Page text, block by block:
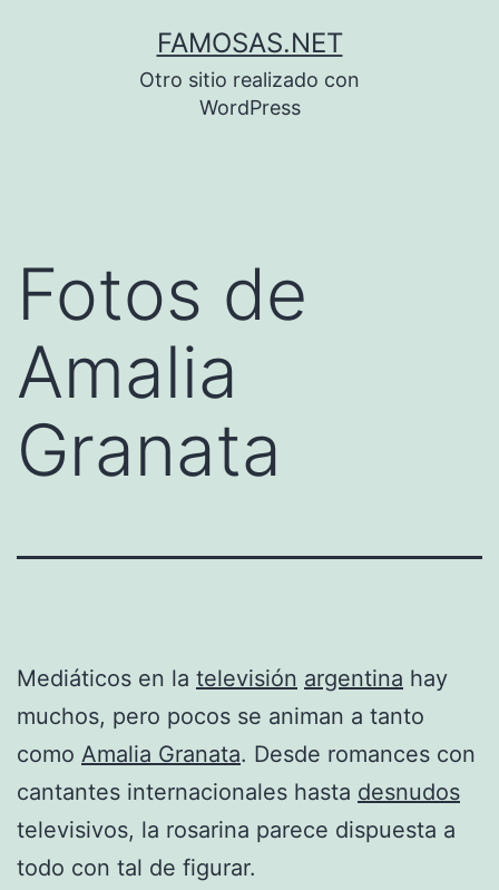
FAMOSAS.NET
Otro sitio realizado con
WordPress
Fotos de
Amalia
Granata
Mediáticos en la televisión argentina hay
muchos, pero pocos se animan a tanto
como Amalia Granata. Desde romances con
cantantes internacionales hasta desnudos
televisivos, la rosarina parece dispuesta a
todo con tal de figurar.